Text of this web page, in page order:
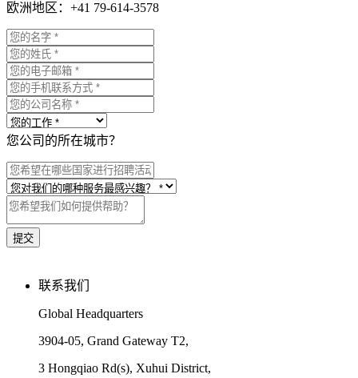
欧洲地区：+41 79-614-3578
您公司的所在城市？
联系我们
Global Headquarters
3904-05, Grand Gateway T2,
3 Hongqiao Rd(s), Xuhui District,